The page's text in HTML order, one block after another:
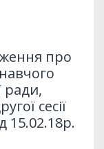
про
ради,
сесії
15.02.18р.